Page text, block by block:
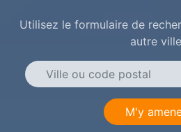
Utilisez le formulaire de
autre ville
M'y